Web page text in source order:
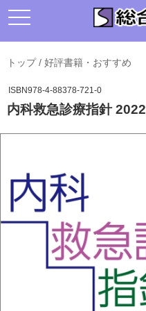
トップ/ 好評書籍・おすすめ
ISBN978-4-88378-721-0
内科救急診療指針 2022